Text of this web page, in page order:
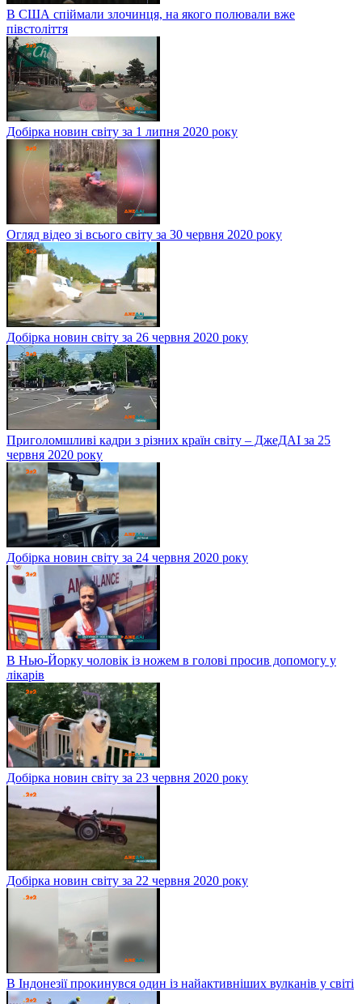
В США спіймали злочинця, на якого полювали вже
півстоліття
Добірка новин світу за 1 липня 2020 року
Огляд відео зі всього світу за 30 червня 2020 року
Добірка новин світу за 26 червня 2020 року
Приголомшливі кадри з різних країн світу – ДжеДАІ за 25
червня 2020 року
Добірка новин світу за 24 червня 2020 року
В Нью-Йорку чоловік із ножем в голові просив допомогу у
лікарів
Добірка новин світу за 23 червня 2020 року
Добірка новин світу за 22 червня 2020 року
В Індонезії прокинувся один із найактивніших вулканів у світі